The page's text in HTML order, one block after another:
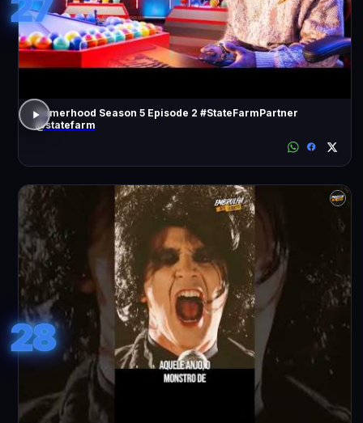
Gamerhood Season 5 Episode 2 #StateFarmPartner
@statefarm
28